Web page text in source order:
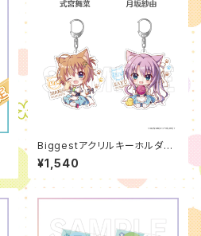
Biggestアクリルキーホルダー
（猫SD※全26種）
¥1,540